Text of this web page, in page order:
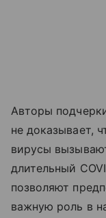
Авторы
не доказывает,
вирусы
длительный
позволяют
важную роль в